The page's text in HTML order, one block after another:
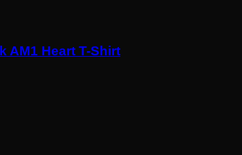
AM1 Heart T-Shirt